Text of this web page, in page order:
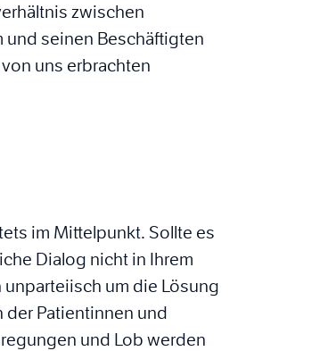
zwischen
und seinen Beschäftigten
uns erbrachten
im Mittelpunkt. Sollte es
Dialog nicht in Ihrem
unparteiisch um die Lösung
der Patientinnen und
und Lob werden